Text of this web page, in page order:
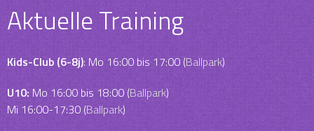
Aktuelle Training
Kids-Club (6-8j): Mo 16:00 bis 17:00 (Ballpark)
U10:Mo 16:00 bis 18:00 (Ballpark)
Mi 16:00-17:30 (Ballpark)